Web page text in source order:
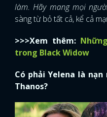
làm. Hãy mang mọi
sàng từ bỏ tất cả, kể cả
>>>Xem thêm:
trong Black Widow
Có phải Yelena là
Thanos?